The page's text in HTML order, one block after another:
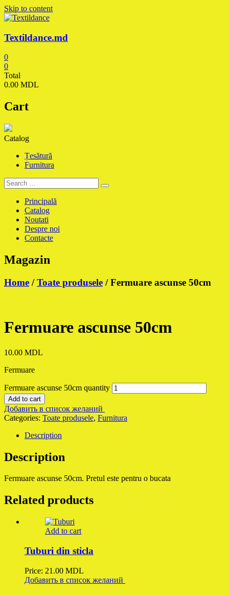
Skip to content
Textildance.md
0
0
Total
0.00 MDL
Cart
Catalog
Țesătură
Furnitura
Principală
Catalog
Noutati
Despre noi
Contacte
Magazin
Home /Toate produsele / Fermuare ascunse 50cm
Fermuare ascunse 50cm
10.00 MDL
Fermuare
Fermuare ascunse 50cm quantity
Add to cart
Добавить в список желаний
Categories: Toate produsele, Furnitura
Description
Description
Fermuare ascunse 50cm. Pretul este pentru o bucata
Related products
Add to cart
Tuburi din sticla
Price: 21.00 MDL
Добавить в список желаний